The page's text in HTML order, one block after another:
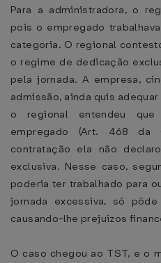
Para a administradora, o
pois o empregado
categoria. O regional
o regime de dedicação
pela jornada. A empresa,
admissão, ainda quis
o regional entendeu
empregado (Art. 468 da
contratação ela não
exclusiva. Nesse caso,
poderia ter trabalhado para
jornada excessiva, só
causando-lhe prejuízos
O caso chegou ao TST, e o